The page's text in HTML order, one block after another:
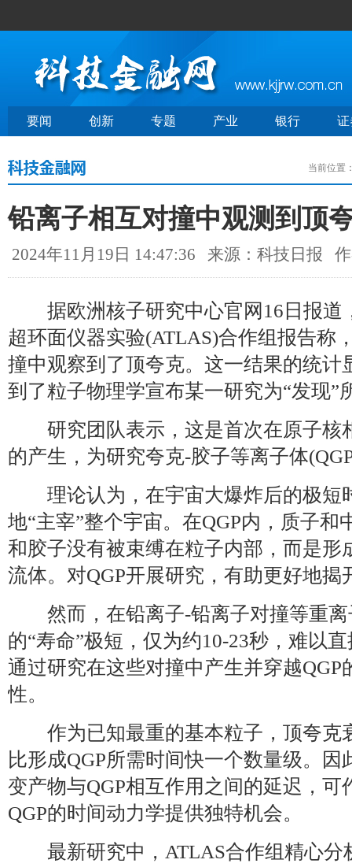
要闻 创新 专题 产业 银行 证
当前位置
铅离子相互对撞中观测到顶
2024年11月19日 14:47:36 来源：科技日报
据欧洲核子研究中心官网16日报道
超环面仪器实验(ATLAS)合作组报告称
撞中观察到了顶夸克。这一结果的统计
到了粒子物理学宣布某一研究为“发现”
研究团队表示，这是首次在原子核
的产生，为研究夸克-胶子等离子体
理论认为，在宇宙大爆炸后的极短
地“主宰”整个宇宙。在QGP内，质子和
和胶子没有被束缚在粒子内部，而是形
流体。对QGP开展研究，有助更好地
然而，在铅离子-铅离子对撞等重离
的“寿命”极短，仅为约10-23秒，难以
通过研究在这些对撞中产生并穿越QGP
性。
作为已知最重的基本粒子，顶夸克
比形成QGP所需时间快一个数量级。
变产物与QGP相互作用之间的延迟，可
QGP的时间动力学提供独特机会。
最新研究中，ATLAS合作组精心分